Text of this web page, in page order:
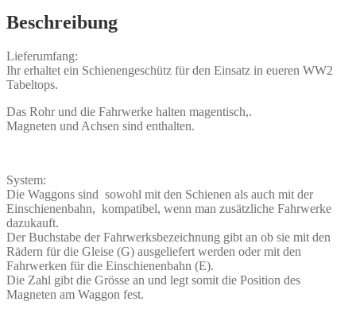
Beschreibung
Lieferumfang:
Ihr erhaltet ein Schienengeschütz für den Einsatz in eueren WW2
Tabeltops.
Das Rohr und die Fahrwerke halten magentisch,.
Magneten und Achsen sind enthalten.
System:
Die Waggons sind sowohl mit den Schienen als auch mit der
Einschienenbahn, kompatibel, wenn man zusätzliche Fahrwerke
dazukauft.
Der Buchstabe der Fahrwerksbezeichnung gibt an ob sie mit den
Rädern für die Gleise (G) ausgeliefert werden oder mit den
Fahrwerken für die Einschienenbahn (E).
Die Zahl gibt die Grösse an und legt somit die Position des
Magneten am Waggon fest.